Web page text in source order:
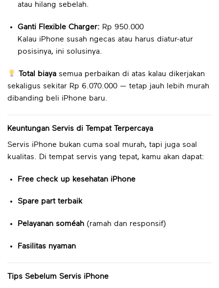
atau hilang sebelah.
Ganti Flexible Charger: Rp 950.000
Kalau iPhone susah ngecas atau harus diatur-atur
posisinya, ini solusinya.
Total biaya semua perbaikan di atas kalau dikerjakan
sekaligus sekitar Rp 6.070.000 — tetap jauh lebih murah
dibanding beli iPhone baru.
Keuntungan Servis di Tempat Terpercaya
Servis iPhone bukan cuma soal murah, tapi juga soal
kualitas. Di tempat servis yang tepat, kamu akan dapat:
Free check up kesehatan iPhone
Spare part terbaik
Pelayanan soméah(ramah dan responsif)
Fasilitas nyaman
Tips Sebelum Servis iPhone